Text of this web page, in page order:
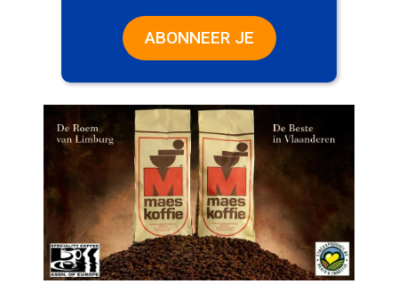
ABONNEER JE